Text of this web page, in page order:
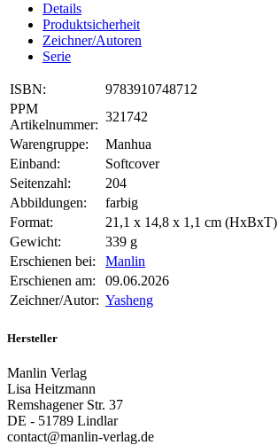
Details
Produktsicherheit
Zeichner/Autoren
Serie
ISBN:
9783910748712
PPM
Artikelnummer:
321742
Warengruppe:
Manhua
Einband:
Softcover
Seitenzahl:
204
Abbildungen:
farbig
Format:
21,1 x 14,8 x 1,1 cm (HxBxT)
Gewicht:
339 g
Erschienen bei:
Manlin
Erschienen am:
09.06.2026
Zeichner/Autor: Yasheng
Hersteller
Manlin Verlag
Lisa Heitzmann
Remshagener Str. 37
DE - 51789 Lindlar
contact@manlin-verlag.de